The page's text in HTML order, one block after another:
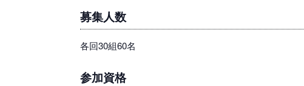
募集人数
各回30組60名
参加資格